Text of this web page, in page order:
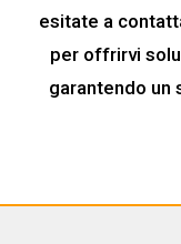
esitate a
per offrirvi
garantendo un